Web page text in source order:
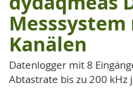
Anfang
der
Bildgalerie
springen
Kanälen
Datenlogger mit 8
Abtastrate bis zu 200 kHz